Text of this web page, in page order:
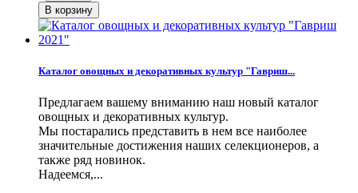
Каталог овощных и декоративных культур "Гавриш...
Предлагаем вашему вниманию наш новый каталог
овощных и декоративных культур.
Мы постарались представить в нем все наиболее
значительные достижения наших селекционеров, а
также ряд новинок.
Надеемся,...